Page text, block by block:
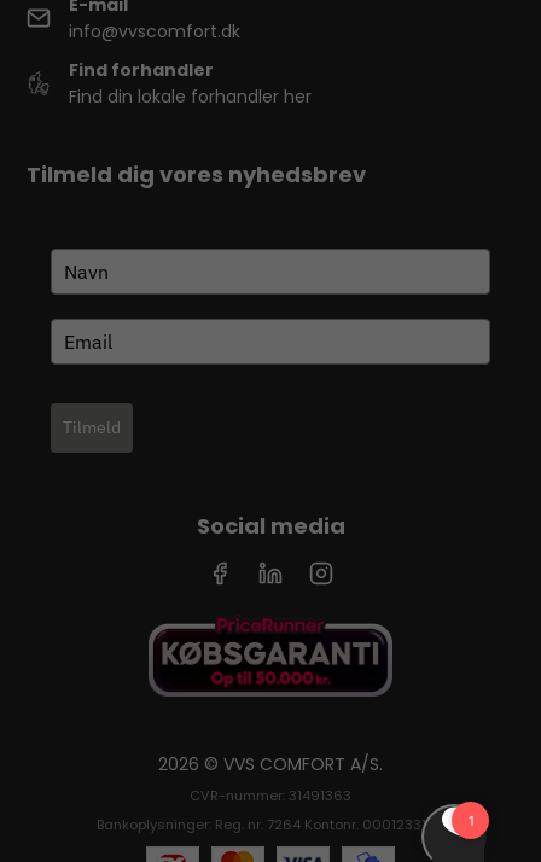
info@vvscomfort.dk
Find forhandler
Find din lokale forhandler her
Tilmeld dig vores nyhedsbrev
Tilmeld
Social media
2026 © VVS COMFORT A/S.
CVR-nummer: 31491363
Bankoplysninger: Reg. nr. 7264 Kontonr. 0001233126